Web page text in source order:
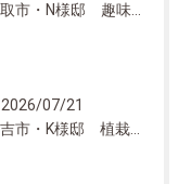
2026/07/21